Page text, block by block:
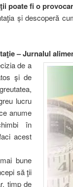
poate fi o
și descoperă
– Jurnalul
de a
şi de
lucru
anume
în
acest
bune
să ţii
timp de